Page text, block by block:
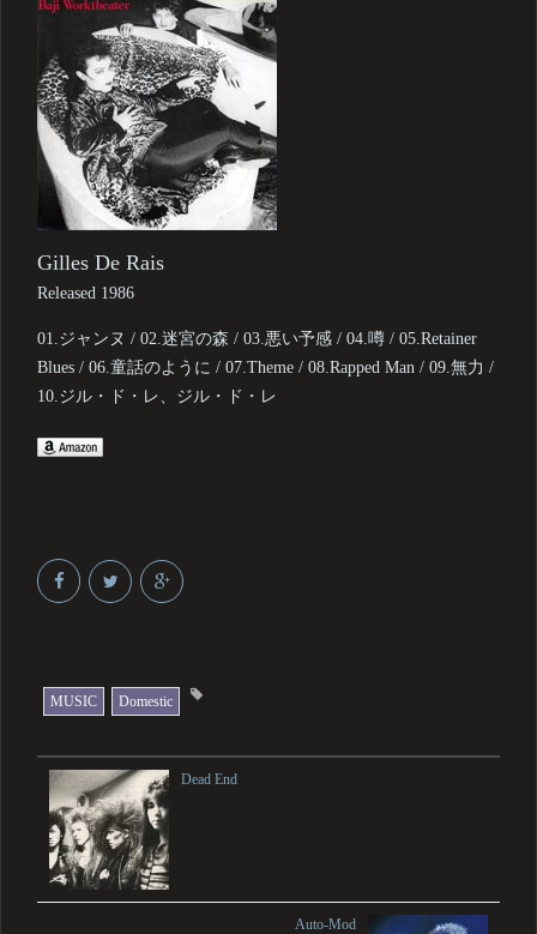
Gilles De Rais
Released 1986
01.ジャンヌ / 02.迷宮の森 / 03.悪い予感 / 04.噂 / 05.Retainer
Blues / 06.童話のように / 07.Theme / 08.Rapped Man / 09.無力 /
10.ジル・ド・レ、ジル・ド・レ
MUSIC Domestic
Dead End
Auto-Mod